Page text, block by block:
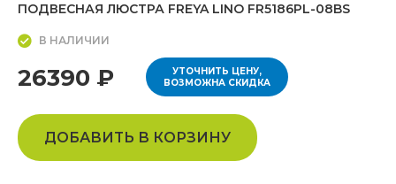
ПОДВЕСНАЯ ЛЮСТРА FREYA LINO FR5186PL-08BS
В НАЛИЧИИ
26390 ₽
УТОЧНИТЬ ЦЕНУ,
ВОЗМОЖНА СКИДКА
ДОБАВИТЬ В КОРЗИНУ